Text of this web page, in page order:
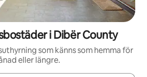
i Dibër County
som känns som hemma för
eller längre.